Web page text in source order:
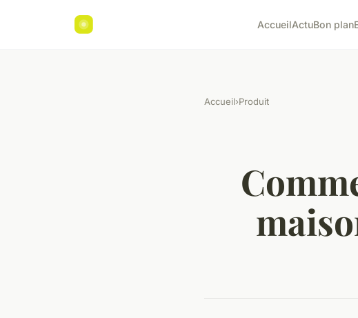
AccueilActuBon plan
Accueil›Produit